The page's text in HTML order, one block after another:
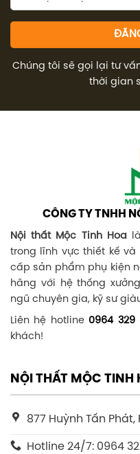
Chúng tôi sẽ gọi lại tư
thời gian
CÔNG TY TNHH
Nội thất Mộc Tinh Hoalà
trong lĩnh vực thiết kế
cấp sản phẩm phụ kiện
hãng với hệ thống
ngũ chuyên gia, kỹ sư
Liên hệ hotline 0964 329
khách!
NỘI THẤT MỘC TINH
877 Huỳnh Tấn Phát,
Hotline 24/7: 0964